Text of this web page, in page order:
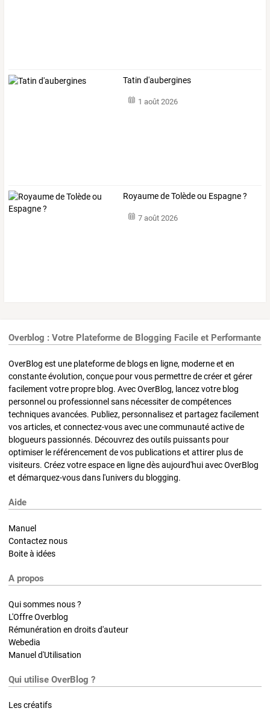
Tatin d'aubergines
1 août 2026
Royaume de Tolède ou Espagne ?
7 août 2026
Overblog : Votre Plateforme de Blogging Facile et Performante
OverBlog est une plateforme de blogs en ligne, moderne et en
constante évolution, conçue pour vous permettre de créer et gérer
facilement votre propre blog. Avec OverBlog, lancez votre blog
personnel ou professionnel sans nécessiter de compétences
techniques avancées. Publiez, personnalisez et partagez facilement
vos articles, et connectez-vous avec une communauté active de
blogueurs passionnés. Découvrez des outils puissants pour
optimiser le référencement de vos publications et attirer plus de
visiteurs. Créez votre espace en ligne dès aujourd'hui avec OverBlog
et démarquez-vous dans l'univers du blogging.
Aide
Manuel
Contactez nous
Boite à idées
A propos
Qui sommes nous ?
L'Offre Overblog
Rémunération en droits d'auteur
Webedia
Manuel d'Utilisation
Qui utilise OverBlog ?
Les créatifs